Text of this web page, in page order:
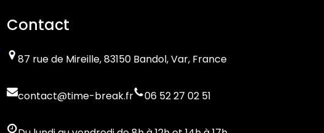
Contact
87 rue de Mireille, 83150 Bandol, Var, France
contact@time-break.fr 06 52 27 02 51